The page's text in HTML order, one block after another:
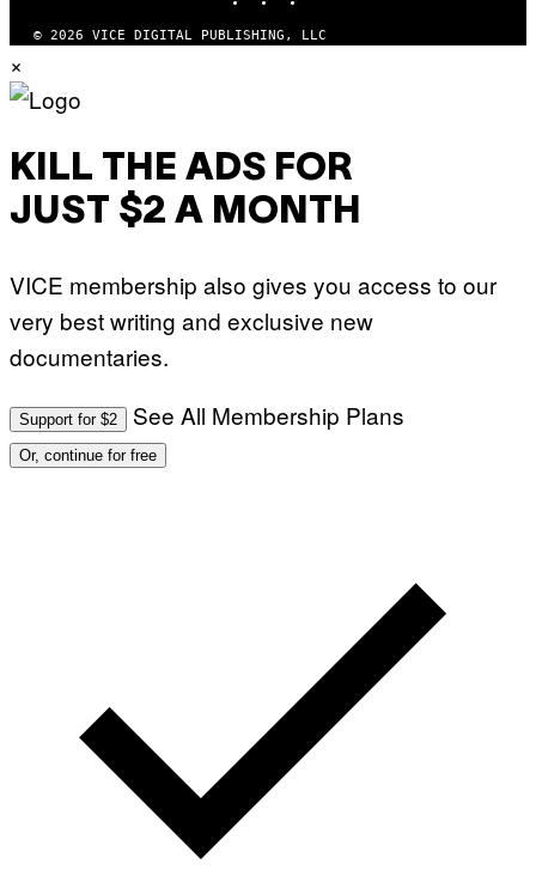
© 2026 VICE DIGITAL PUBLISHING, LLC
×
KILL THE ADS FOR
JUST $2 A MONTH
VICE membership also gives you access to our
very best writing and exclusive new
documentaries.
Support for $2 See All Membership Plans
Or, continue for free